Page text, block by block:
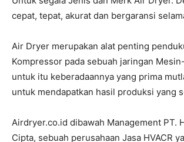
cepat, tepat, akurat dan bergaransi
Air Dryer merupakan alat penting
Kompressor pada sebuah jaringan
untuk itu keberadaannya yang prima
untuk mendapatkan hasil produksi yang
Airdryer.co.id dibawah Management PT.
Cipta, sebuah perusahaan Jasa HVACR